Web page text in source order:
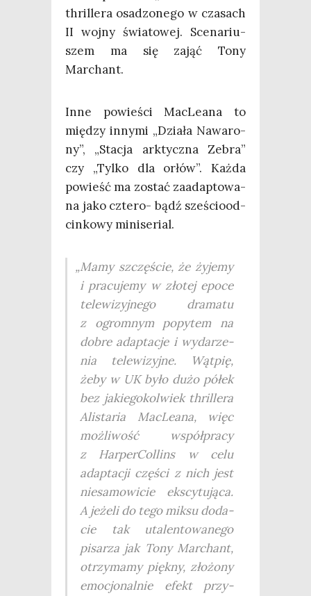
thril­le­ra osa­dzo­ne­go w cza­sach
II woj­ny świa­to­wej. Sce­na­riu­
szem ma się zająć Tony
Marchant.
Inne powie­ści Mac­Le­ana to
mię­dzy inny­mi „Dzia­ła Nawa­ro­
ny”, „Sta­cja ark­tycz­na Zebra”
czy „Tyl­ko dla orłów”. Każ­da
powieść ma zostać zaadap­to­wa­
na jako czte­ro- bądź sze­ścio­od­
cin­ko­wy miniserial.
„Mamy szczę­ście, że żyje­my
i pra­cu­je­my w zło­tej epo­ce
tele­wi­zyj­ne­go dra­ma­tu
z ogrom­nym popy­tem na
dobre adap­ta­cje i wyda­rze­
nia tele­wi­zyj­ne. Wąt­pię,
żeby w UK było dużo półek
bez jakie­go­kol­wiek thril­le­ra
Ali­sta­ria Mac­Le­ana, więc
moż­li­wość współ­pra­cy
z Har­per­Col­lins w celu
adap­ta­cji czę­ści z nich jest
nie­sa­mo­wi­cie eks­cy­tu­ją­ca.
A jeże­li do tego mik­su doda­
cie tak uta­len­to­wa­ne­go
pisa­rza jak Tony Mar­chant,
otrzy­ma­my pięk­ny, zło­żo­ny
emo­cjo­nal­nie efekt przy­